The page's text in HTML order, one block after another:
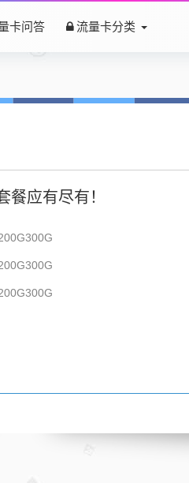
卡问答 流量卡分类
餐应有尽有！